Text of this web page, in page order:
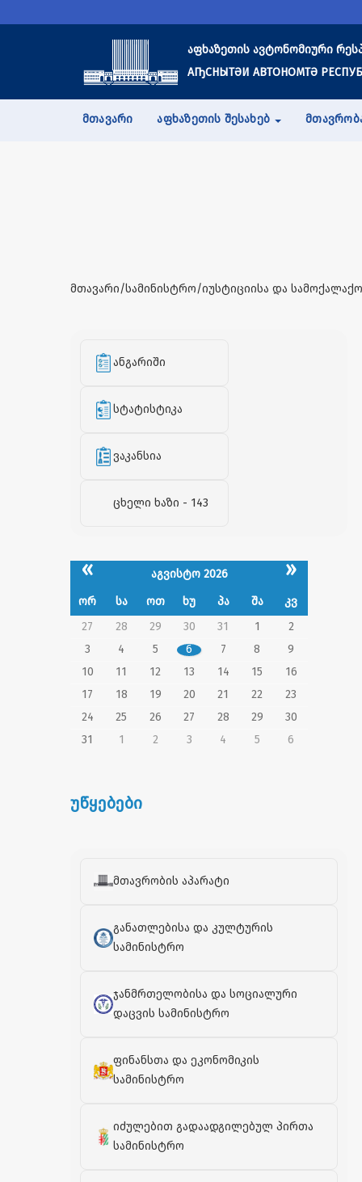
აფხაზეთის ავტონომიური
АҦСНЫТӘИ АВТОНОМТӘ
ᲛᲗᲐᲕᲐᲠᲘ ᲐᲤᲮᲐᲖᲔᲗᲘᲡ ᲨᲔᲡᲐᲮᲔᲑ
მთავარი/სამინისტრო/იუსტიციისა და
ანგარიში
სტატისტიკა
ვაკანსია
ცხელი ხაზი - 143
« აგვისტო 2026 »
ორ სა ოთ ხუ პა შა
კვ
27
28 29 30 31 1
2
3
4 5 6 7 8
9
10
11 12 13 14 15
16
17
18 19 20 21 22
23
24
25 26 27 28 29
30
31
1 2 3 4 5 6
უწყებები
მთავრობის აპარატი
განათლებისა და კულტურის
სამინისტრო
ჯანმრთელობისა და სოციალური
დაცვის სამინისტრო
ფინანსთა და ეკონომიკის
სამინისტრო
იძულებით გადაადგილებულ პირთა
სამინისტრო